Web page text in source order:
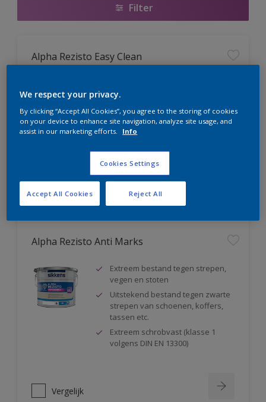
Filter
Alpha Rezisto Easy Clean
reinigbaar
Water-, vuil- en vetafstotend
Extreem schrobvast (klasse 1
volgens DIN EN 13300)
Vergelijk
Alpha Rezisto Anti Marks
Extreem bestand tegen strepen,
vegen en stoten
Uitstekend bestand tegen zwarte
strepen van schoenen, koffers,
tassen etc.
Extreem schrobvast (klasse 1
volgens DIN EN 13300)
Vergelijk
We respect your privacy.
By clicking “Accept All Cookies”, you agree to the storing of cookies
on your device to enhance site navigation, analyze site usage, and
assist in our marketing efforts.
Info
Cookies Settings
Reject All
Accept All Cookies